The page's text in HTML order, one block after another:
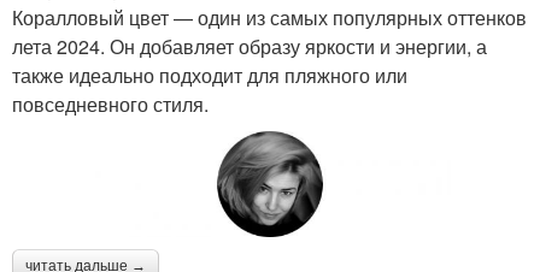
Коралловый цвет — один из самых популярных оттенков
лета 2024. Он добавляет образу яркости и энергии, а
также идеально подходит для пляжного или
повседневного стиля.
читать дальше →